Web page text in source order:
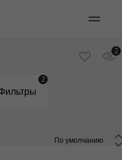
2
2
Фильтры